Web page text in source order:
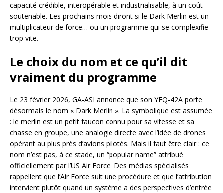
capacité crédible, interopérable et industrialisable, à un coût
soutenable. Les prochains mois diront si le Dark Merlin est un
multiplicateur de force… ou un programme qui se complexifie
trop vite.
Le choix du nom et ce qu’il dit
vraiment du programme
Le 23 février 2026, GA-ASI annonce que son YFQ-42A porte
désormais le nom « Dark Merlin ». La symbolique est assumée
: le merlin est un petit faucon connu pour sa vitesse et sa
chasse en groupe, une analogie directe avec l’idée de drones
opérant au plus près d’avions pilotés. Mais il faut être clair : ce
nom n’est pas, à ce stade, un “popular name” attribué
officiellement par l’US Air Force. Des médias spécialisés
rappellent que l’Air Force suit une procédure et que l’attribution
intervient plutôt quand un système a des perspectives d’entrée